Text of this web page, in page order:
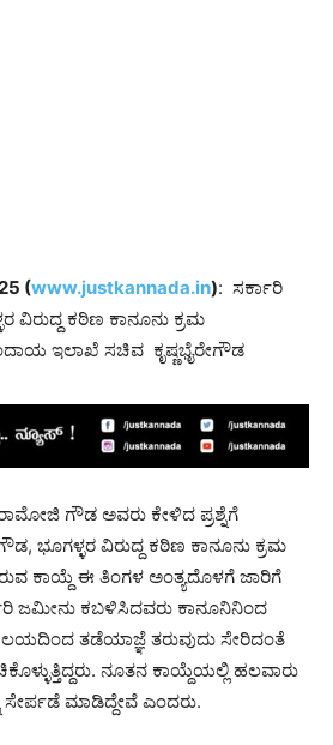
(www.justkannada.in): ಸರ್ಕಾರಿ
ವಿರುದ್ದ ಕಠಿಣ ಕಾನೂನು ಕ್ರಮ
ಇಲಾಖೆ ಸಚಿವ ಕೃಷ್ಣಭೈರೇಗೌಡ
ಗೌಡ ಅವರು ಕೇಳಿದ ಪ್ರಶ್ನೆಗೆ
ಭೂಗಳ್ಳರ ವಿರುದ್ದ ಕಠಿಣ ಕಾನೂನು ಕ್ರಮ
ಕಾಯ್ದೆ ಈ ತಿಂಗಳ ಅಂತ್ಯದೊಳಗೆ ಜಾರಿಗೆ
ಜಮೀನು ಕಬಳಿಸಿದವರು ಕಾನೂನಿನಿಂದ
ತಡೆಯಾಜ್ಞೆ ತರುವುದು ಸೇರಿದಂತೆ
ನೂತನ ಕಾಯ್ದೆಯಲ್ಲಿ ಹಲವಾರು
ಸೇರ್ಪಡೆ ಮಾಡಿದ್ದೇವೆ ಎಂದರು.